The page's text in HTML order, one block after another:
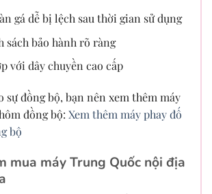
gá dễ bị lệch sau thời gian sử dụng
sách bảo hành rõ ràng
với dây chuyền cao cấp
sự đồng bộ, bạn nên xem thêm máy
đồng bộ: Xem thêm máy phay đố
bộ
mua máy Trung Quốc nội địa